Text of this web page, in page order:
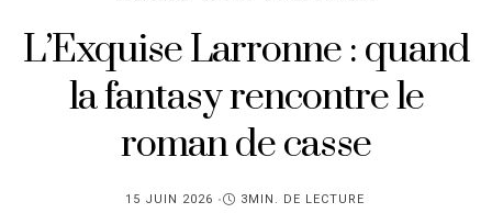
L’Exquise Larronne : quand
la fantasy rencontre le
roman de casse
PUBLIÉ
15 JUIN 2026 3MIN. DE LECTURE